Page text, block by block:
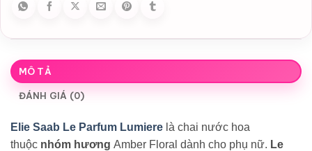
MÔ TẢ
ĐÁNH GIÁ (0)
Elie Saab Le Parfum Lumiere là chai nước hoa
thuộc nhóm hương Amber Floral dành cho phụ nữ. Le